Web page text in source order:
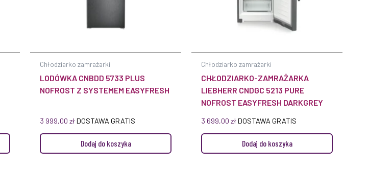
Chłodziarko zamrażarki
LODÓWKA CNBDD 5733 PLUS
NOFROST Z SYSTEMEM EASYFRESH
3 999,00złDOSTAWA GRATIS
Dodaj do koszyka
Chłodziarko zamrażarki
CHŁODZIARKO-ZAMRAŻARKA
LIEBHERR CNDGC 5213 PURE
NOFROST EASYFRESH DARKGREY
3 699,00złDOSTAWA GRATIS
Dodaj do koszyka